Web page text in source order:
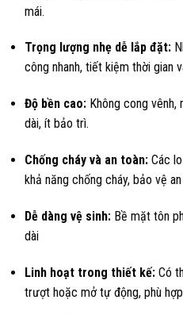
mái.
Trọng lượng nhẹ dễ lắp đặt:
công nhanh, tiết kiệm thời gian
Độ bền cao: Không cong
dài, ít bảo trì.
Chống cháy và an toàn: Các
khả năng chống cháy, bảo vệ
Dễ dàng vệ sinh: Bề mặt tôn
dài
Linh hoạt trong thiết kế: Có
trượt hoặc mở tự động, phù